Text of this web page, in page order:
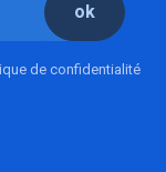
ok
de confidentialité